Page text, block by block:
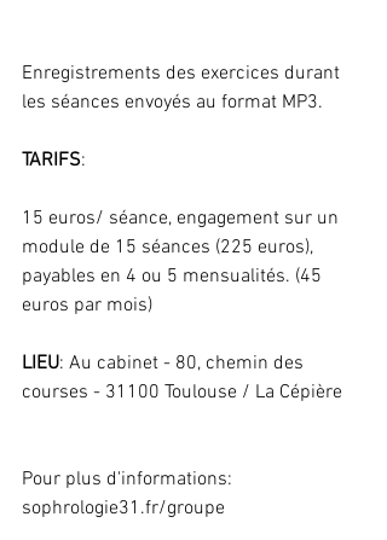
Enregistrements des exercices durant
les séances envoyés au format MP3.
TARIFS:
15 euros/ séance, engagement sur un
module de 15 séances (225 euros),
payables en 4 ou 5 mensualités. (45
euros par mois)
LIEU: Au cabinet - 80, chemin des
courses - 31100 Toulouse / La Cépière
Pour plus d'informations:
sophrologie31.fr/groupe